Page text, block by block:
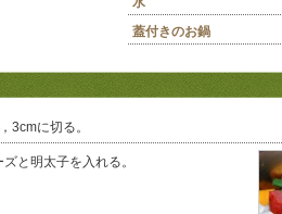
蓋付きのお鍋
3cmに切る。
と明太子を入れる。